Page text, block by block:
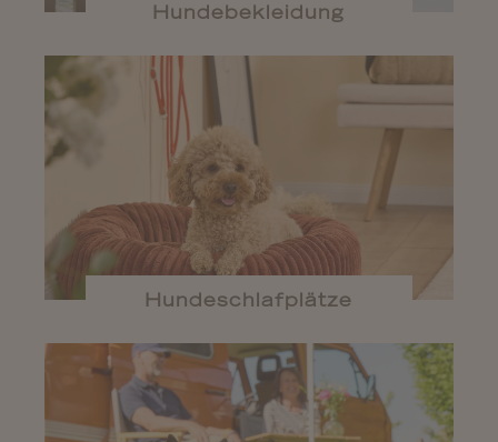
Hundebekleidung
Hundeschlafplätze